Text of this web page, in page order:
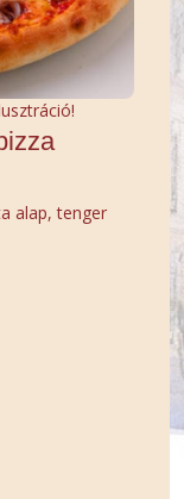
alap, tenger